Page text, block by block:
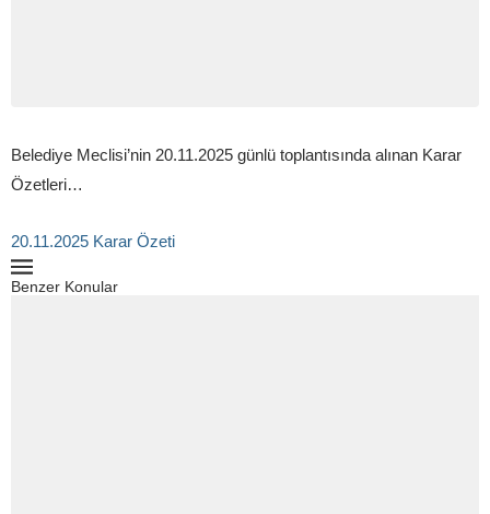
Belediye Meclisi’nin 20.11.2025 günlü toplantısında alınan Karar
Özetleri…
20.11.2025 Karar Özeti
Benzer Konular